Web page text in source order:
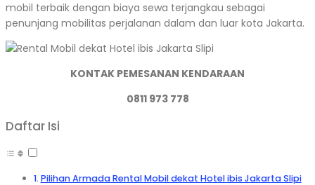
mobil terbaik dengan biaya sewa terjangkau sebagai
penunjang mobilitas perjalanan dalam dan luar kota Jakarta.
KONTAK PEMESANAN KENDARAAN
0811 973 778
Daftar Isi
Pilihan Armada Rental Mobil dekat Hotel ibis Jakarta Slipi